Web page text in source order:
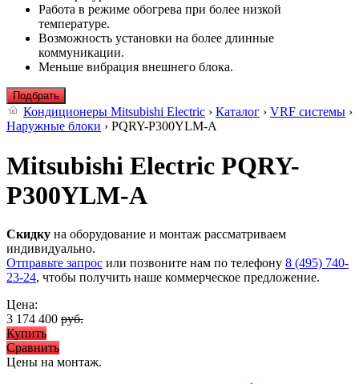
Работа в режиме обогрева при более низкой
температуре.
Возможность установки на более длинные
коммуникации.
Меньше вибрация внешнего блока.
Подбрать
Кондиционеры Mitsubishi Electric › Каталог › VRF системы ›
Наружные блоки › PQRY-P300YLM-A
Mitsubishi Electric PQRY-
P300YLM-A
Скидку на оборудование и монтаж рассматриваем
индивидуально.
Отправьте запрос или позвоните нам по телефону 8 (495) 740-
23-24, чтобы получить наше коммерческое предложение.
Цена:
3 174 400 руб.
Купить
Сравнить
Цены на монтаж.